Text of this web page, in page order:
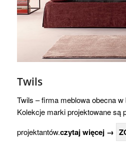
Twils
Twils – firma meblowa obecna
Kolekcje marki projektowane są
projektantów.czytaj więcej →